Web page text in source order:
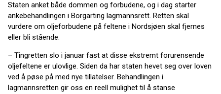
Staten anket både dommen og forbudene, og i dag starter
ankebehandlingen i Borgarting lagmannsrett. Retten skal
vurdere om oljeforbudene på feltene i Nordsjøen skal fjernes
eller bli stående.
– Tingretten slo i januar fast at disse ekstremt forurensende
oljefeltene er ulovlige. Siden da har staten hevet seg over loven
ved å pøse på med nye tillatelser. Behandlingen i
lagmannsretten gir oss en reell mulighet til å stanse